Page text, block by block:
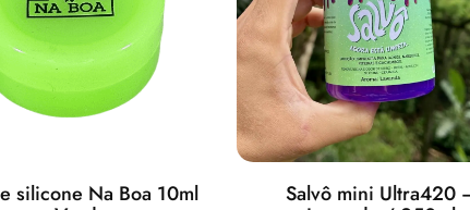
silicone Na Boa 10ml Salvô mini Ultra420